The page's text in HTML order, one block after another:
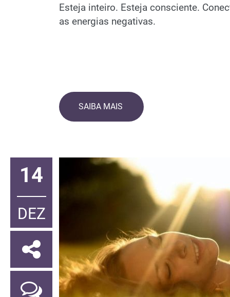
Esteja inteiro. Esteja consciente.
as energias negativas.
SAIBA MAIS
14
DEZ